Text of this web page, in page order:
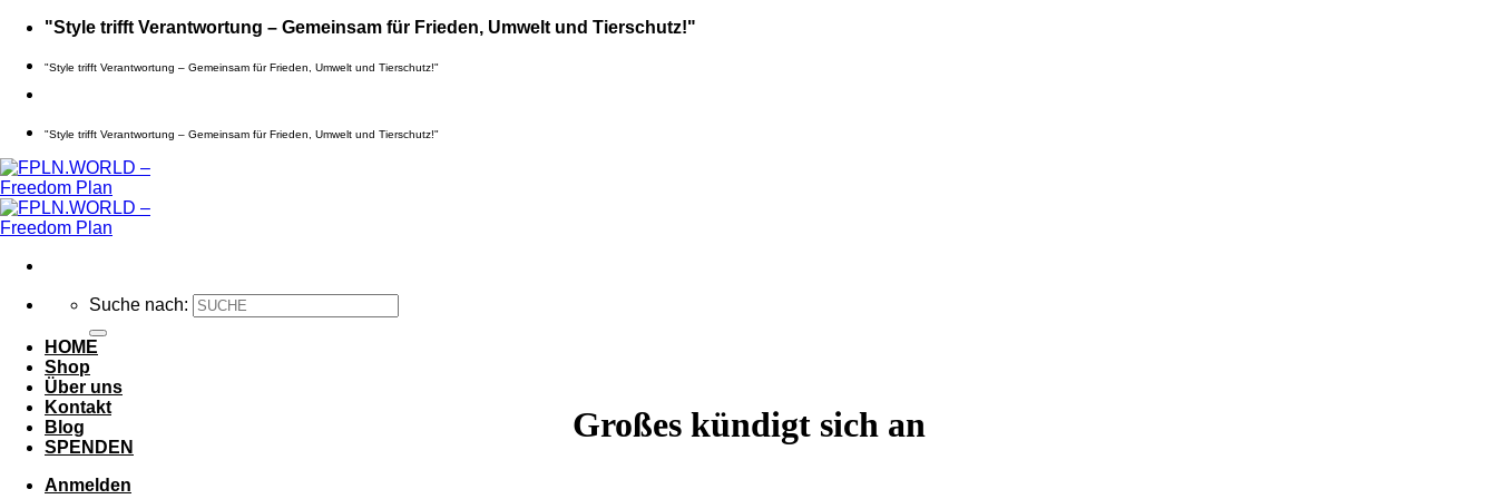
Zum
springen
"Style trifft Verantwortung – Gemeinsam für Frieden, Umwelt und Tierschutz!"
"Style trifft Verantwortung – Gemeinsam für Frieden, Umwelt und Tierschutz!"
"Style trifft Verantwortung – Gemeinsam für Frieden, Umwelt und Tierschutz!"
Suche nach:
HOME
Shop
Über uns
Kontakt
Blog
SPENDEN
Anmelden
Großes kündigt sich an